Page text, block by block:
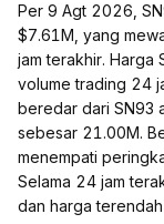
Per 9 Agt 2026,
$7.61M, yang
jam terakhir. Harga
volume trading 24
beredar dari SN93
sebesar 21.00M.
menempati
Selama 24 jam
dan harga